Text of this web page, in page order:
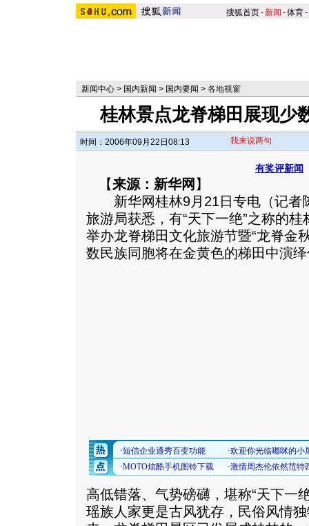
搜狐首页-新闻 -体育-
新闻中心 > 国内新闻 > 国内要闻 > 各地视窗
桂林景点龙脊梯田展现少
时间：2006年09月22日08:13 我来说两句
有奖评新闻
【来源：新华网 】
新华网桂林9月21日专电（记者
旅游局获悉，有“天下一绝”之称的
举办龙脊梯田文化旅游节暨“龙脊金
数民族同胞将在金黄色的梯田中演
高低错落、气势磅礴，堪称“天下一
瑶族人家更是古风犹存，民俗风情